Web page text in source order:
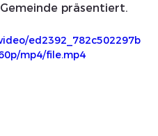
präsentiert.
ed2392_782c502297b
mp4/file.mp4